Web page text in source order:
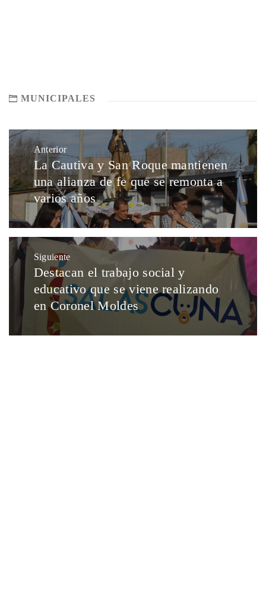
MUNICIPALES
Anterior
La Cautiva y San Roque mantienen
una alianza de fe que se remonta a
varios años
Siguiente
Destacan el trabajo social y
educativo que se viene realizando
en Coronel Moldes